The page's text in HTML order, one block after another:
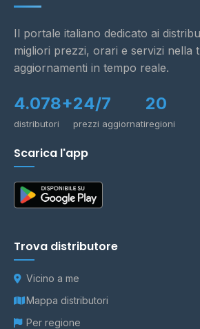
Il portale italiano dedicato ai
migliori prezzi, orari e servizi nella
aggiornamenti in tempo reale.
4.078+
distributori
24/7
prezzi aggiornati
20
regioni
Scarica l'app
Trova distributore
Vicino a me
Mappa distributori
Per regione